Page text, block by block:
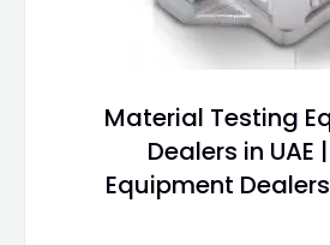
Material Testing
Dealers in UAE
Equipment